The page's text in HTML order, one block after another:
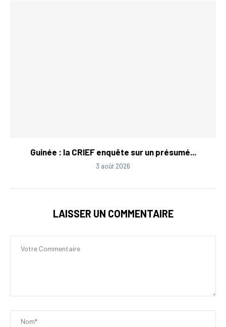
Guinée : la CRIEF enquête sur un présumé...
3 août 2026
LAISSER UN COMMENTAIRE